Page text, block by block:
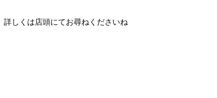
詳しくは店頭にてお尋ねくださいね